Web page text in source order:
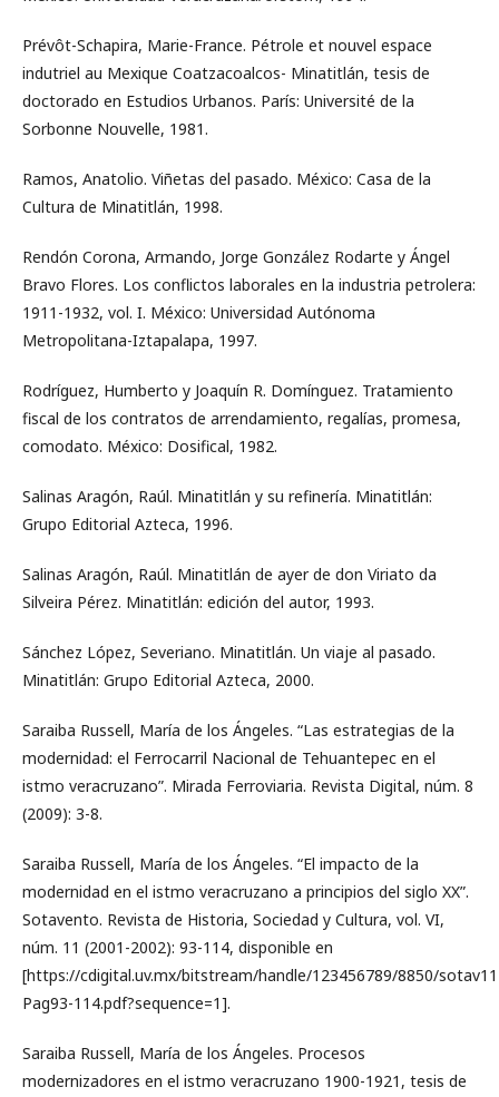
Prévôt-Schapira, Marie-France. Pétrole et nouvel espace
indutriel au Mexique Coatzacoalcos- Minatitlán, tesis de
doctorado en Estudios Urbanos. París: Université de la
Sorbonne Nouvelle, 1981.
Ramos, Anatolio. Viñetas del pasado. México: Casa de la
Cultura de Minatitlán, 1998.
Rendón Corona, Armando, Jorge González Rodarte y Ángel
Bravo Flores. Los conflictos laborales en la industria petrolera:
1911-1932, vol. I. México: Universidad Autónoma
Metropolitana-Iztapalapa, 1997.
Rodríguez, Humberto y Joaquín R. Domínguez. Tratamiento
fiscal de los contratos de arrendamiento, regalías, promesa,
comodato. México: Dosifical, 1982.
Salinas Aragón, Raúl. Minatitlán y su refinería. Minatitlán:
Grupo Editorial Azteca, 1996.
Salinas Aragón, Raúl. Minatitlán de ayer de don Viriato da
Silveira Pérez. Minatitlán: edición del autor, 1993.
Sánchez López, Severiano. Minatitlán. Un viaje al pasado.
Minatitlán: Grupo Editorial Azteca, 2000.
Saraiba Russell, María de los Ángeles. “Las estrategias de la
modernidad: el Ferrocarril Nacional de Tehuantepec en el
istmo veracruzano”. Mirada Ferroviaria. Revista Digital, núm. 8
(2009): 3-8.
Saraiba Russell, María de los Ángeles. “El impacto de la
modernidad en el istmo veracruzano a principios del siglo XX”.
Sotavento. Revista de Historia, Sociedad y Cultura, vol. VI,
núm. 11 (2001-2002): 93-114, disponible en
[https://cdigital.uv.mx/bitstream/handle/123456789/8850/
Pag93-114.pdf?sequence=1].
Saraiba Russell, María de los Ángeles. Procesos
modernizadores en el istmo veracruzano 1900-1921, tesis de